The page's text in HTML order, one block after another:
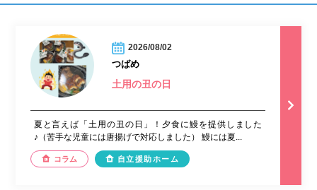
2026/08/02
つばめ
土用の丑の日
夏と言えば「土用の丑の日」！夕食に鰻を提供しました
♪（苦手な児童には唐揚げで対応しました） 鰻には夏...
コラム 自立援助ホーム